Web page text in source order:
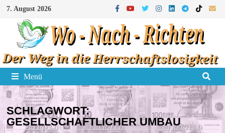
Zum
Inhalt
springen
7. August 2026
Menü
SCHLAGWORT:
GESELLSCHAFTLICHER UMBAU